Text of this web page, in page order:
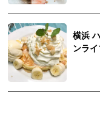
横浜
ンライ